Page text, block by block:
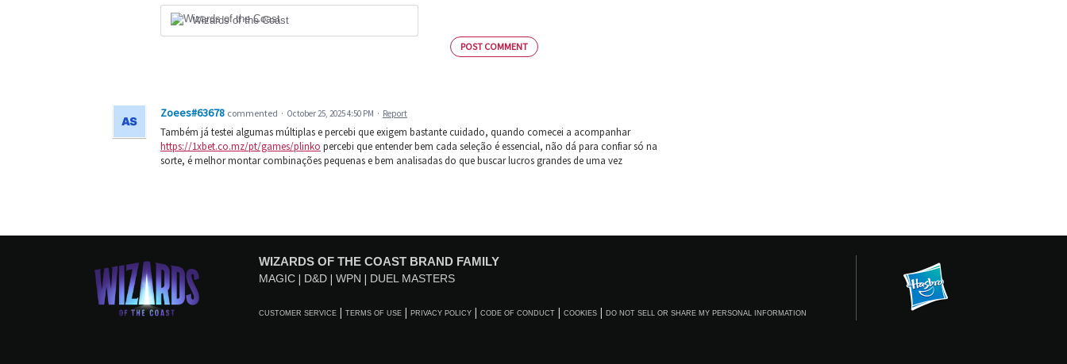
Wizards of the Coast
POST COMMENT
Zoees#63678 commented · October 25, 2025 4:50 PM · Report
Também já testei algumas múltiplas e percebi que exigem bastante cuidado, quando comecei a acompanhar
https://1xbet.co.mz/pt/games/plinko percebi que entender bem cada seleção é essencial, não dá para confiar só na
sorte, é melhor montar combinações pequenas e bem analisadas do que buscar lucros grandes de uma vez
WIZARDS OF THE COAST BRAND FAMILY
MAGIC D&D WPN DUEL MASTERS
CUSTOMER SERVICE TERMS OF USE PRIVACY POLICY CODE OF CONDUCT COOKIES DO NOT SELL OR SHARE MY PERSONAL INFORMATION